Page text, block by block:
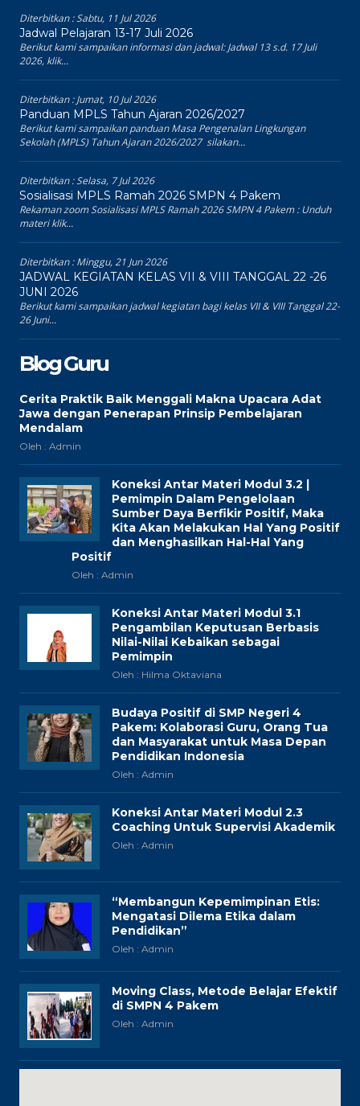
Diterbitkan :Sabtu, 11 Jul 2026
Jadwal Pelajaran 13-17 Juli 2026
Berikut kami sampaikan informasi dan jadwal: Jadwal 13 s.d. 17 Juli
2026, klik...
Diterbitkan :Jumat, 10 Jul 2026
Panduan MPLS Tahun Ajaran 2026/2027
Berikut kami sampaikan panduan Masa Pengenalan Lingkungan
Sekolah (MPLS) Tahun Ajaran 2026/2027 silakan...
Diterbitkan :Selasa, 7 Jul 2026
Sosialisasi MPLS Ramah 2026 SMPN 4 Pakem
Rekaman zoom Sosialisasi MPLS Ramah 2026 SMPN 4 Pakem : Unduh
materi klik...
Diterbitkan :Minggu, 21 Jun 2026
JADWAL KEGIATAN KELAS VII & VIII TANGGAL 22 -26
JUNI 2026
Berikut kami sampaikan jadwal kegiatan bagi kelas VII & VIII Tanggal 22-
26 Juni...
Blog Guru
Cerita Praktik Baik Menggali Makna Upacara Adat
Jawa dengan Penerapan Prinsip Pembelajaran
Mendalam
Oleh : Admin
Koneksi Antar Materi Modul 3.2 |
Pemimpin Dalam Pengelolaan
Sumber Daya Berfikir Positif, Maka
Kita Akan Melakukan Hal Yang Positif
dan Menghasilkan Hal-Hal Yang
Positif
Oleh : Admin
Koneksi Antar Materi Modul 3.1
Pengambilan Keputusan Berbasis
Nilai-Nilai Kebaikan sebagai
Pemimpin
Oleh : Hilma Oktaviana
Budaya Positif di SMP Negeri 4
Pakem: Kolaborasi Guru, Orang Tua
dan Masyarakat untuk Masa Depan
Pendidikan Indonesia
Oleh : Admin
Koneksi Antar Materi Modul 2.3
Coaching Untuk Supervisi Akademik
Oleh : Admin
“Membangun Kepemimpinan Etis:
Mengatasi Dilema Etika dalam
Pendidikan”
Oleh : Admin
Moving Class, Metode Belajar Efektif
di SMPN 4 Pakem
Oleh : Admin